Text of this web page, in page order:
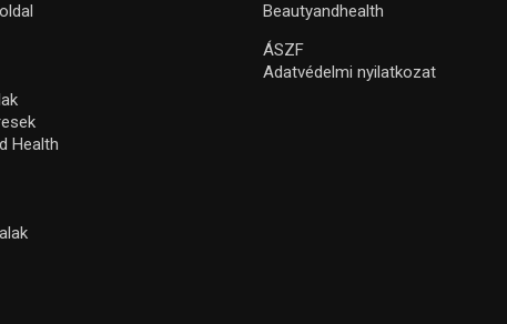
Health
Beautyandhealth
ÁSZF
Adatvédelmi nyilatkozat